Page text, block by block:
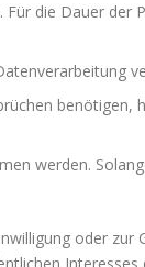
die Dauer der
benötigen,
werden.
oder zur